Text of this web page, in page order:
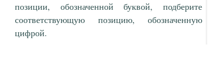
позиции, обозначенной буквой, подберите
соответствующую позицию, обозначенную
цифрой.